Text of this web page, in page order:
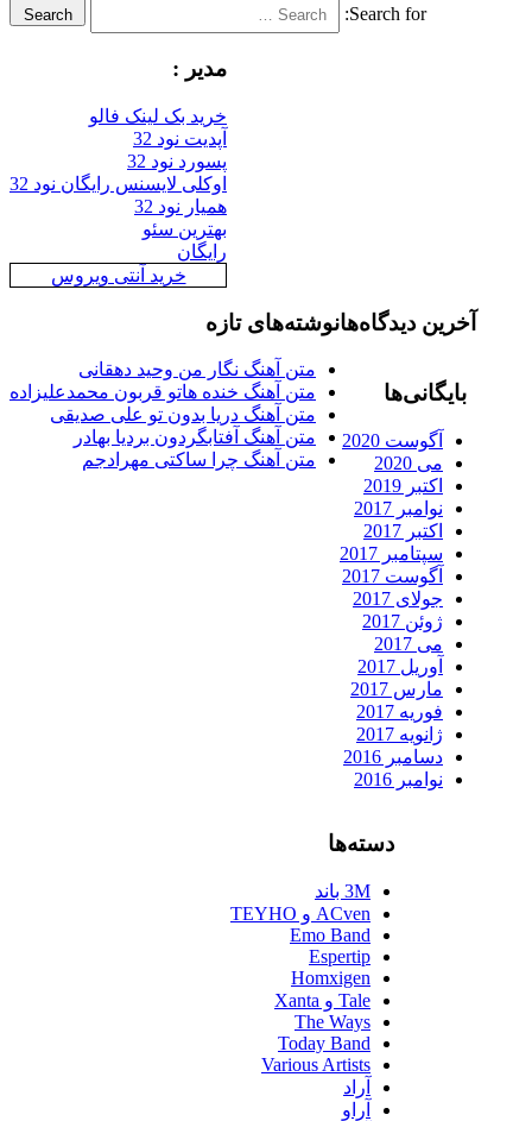
Search for:
خرید بک لینک فالو
پسورد نود 32
اوکلی لایسنس رایگان نود 32
همیار نود 32
بهترین سئو
خرید آنتی ویروس
نوشته‌های تازه
متن آهنگ نگار من وحید دهقانی
متن آهنگ خنده هاتو قربون محمدعلیزاده
متن آهنگ دریا بدون تو علی صدیقی
متن آهنگ آفتابگردون بردیا بهادر
متن آهنگ چرا ساکتی مهرادجم
دیدگاه‌ها
آگوست 2020
سپتامبر 2017
آگوست 2017
مارس 2017
دسامبر 2016
ACven و TEYHO
Emo Band
Espertip
Homxigen
The Ways
Today Band
Various Artists